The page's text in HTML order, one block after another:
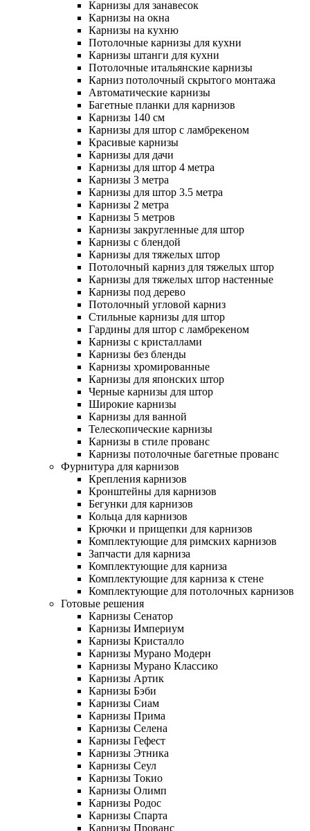
Карнизы для занавесок
Карнизы на окна
Карнизы на кухню
Потолочные карнизы для кухни
Карнизы штанги для кухни
Потолочные итальянские карнизы
Карниз потолочный скрытого монтажа
Автоматические карнизы
Багетные планки для карнизов
Карнизы 140 см
Карнизы для штор с ламбрекеном
Красивые карнизы
Карнизы для дачи
Карнизы для штор 4 метра
Карнизы 3 метра
Карнизы для штор 3.5 метра
Карнизы 2 метра
Карнизы 5 метров
Карнизы закругленные для штор
Карнизы с блендой
Карнизы для тяжелых штор
Потолочный карниз для тяжелых штор
Карнизы для тяжелых штор настенные
Карнизы под дерево
Потолочный угловой карниз
Стильные карнизы для штор
Гардины для штор с ламбрекеном
Карнизы с кристаллами
Карнизы без бленды
Карнизы хромированные
Карнизы для японских штор
Черные карнизы для штор
Широкие карнизы
Карнизы для ванной
Телескопические карнизы
Карнизы в стиле прованс
Карнизы потолочные багетные прованс
Фурнитура для карнизов
Крепления карнизов
Кронштейны для карнизов
Бегунки для карнизов
Кольца для карнизов
Крючки и прищепки для карнизов
Комплектующие для римских карнизов
Запчасти для карниза
Комплектующие для карниза
Комплектующие для карниза к стене
Комплектующие для потолочных карнизов
Готовые решения
Карнизы Сенатор
Карнизы Империум
Карнизы Кристалло
Карнизы Мурано Модерн
Карнизы Мурано Классико
Карнизы Артик
Карнизы Бэби
Карнизы Сиам
Карнизы Прима
Карнизы Селена
Карнизы Гефест
Карнизы Этника
Карнизы Сеул
Карнизы Токио
Карнизы Олимп
Карнизы Родос
Карнизы Спарта
Карнизы Прованс